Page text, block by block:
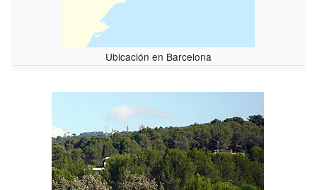
Ubicación en Barcelona